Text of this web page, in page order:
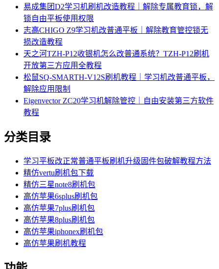
易成集团D2学习机刷机改造教程｜解除专属教育锁，解
锁自由平板使用权限
志高CHIGO Z9学习机改普通平板｜解除教育管控锁无
损改造教程
天之河TZH-P12收银机怎么改普通系统？TZH-P12刷机
开放第三方应用全教程
松鼠SQ-SMARTH-V12S刷机教程｜学习机改普通平板，
解除应用限制
Eigenvector ZC20学习机解除管控｜自由安装第三方软件
教程
分类目录
学习平板改正常普通平板刷机升级固件包破解教程方法
精仿vertu刷机包下载
精仿三星note8刷机包
高仿苹果6splus刷机包
高仿苹果7plus刷机包
高仿苹果8plus刷机包
高仿苹果iphonex刷机包
高仿苹果刷机教程